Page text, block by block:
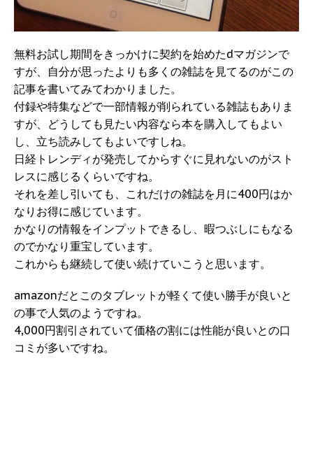
無料お試し期間をきっかけに契約を始めたdマガジンで
すが、自分が思ったよりも多くの雑誌を見てるのがこの
記事を書いてみてわかりました。
付録や特集などで一部情報が削られている雑誌もありま
すが、どうしても見たい内容なら本を購入してもよい
し、立ち読みしてもよいですしね。
日経トレンディが発売してからすぐに見れないのがスト
レスに感じるくらいですね。
それを差し引いても、これだけの雑誌を月に400円はか
なりお得に感じています。
かなりの情報をインプットできるし、暇つぶしにもなる
のでかなり重宝しています。
これからも継続して使い続けていこうと思います。
amazonだとこのタブレットが軽くて使い勝手が良いと
の事で人気のようですね。
4,000円割引されていて価格の割には性能が良いとの口
コミが多いですね。